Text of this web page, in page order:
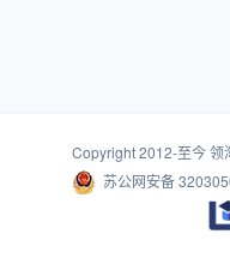
Copyright 2012-至今领
苏公网安备